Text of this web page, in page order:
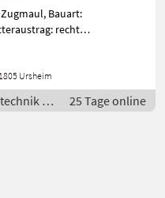
Bauart:
rechts,
horizontal,
Stützfuß,
Ursheim
/
25 Tage online